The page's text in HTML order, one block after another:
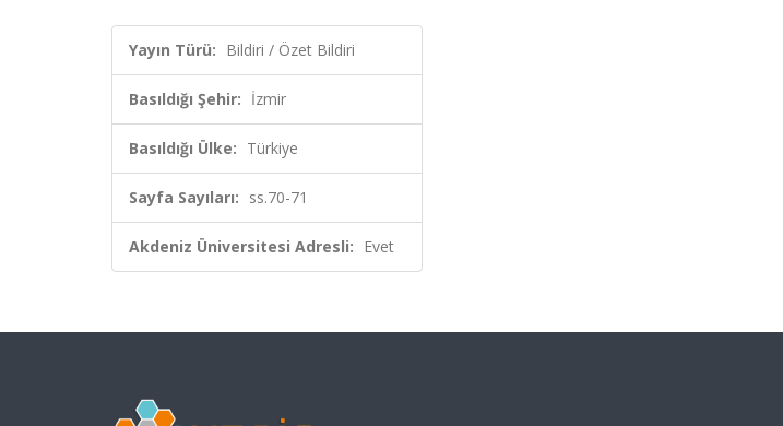
Yayın Türü: Bildiri / Özet Bildiri
Basıldığı Şehir: İzmir
Basıldığı Ülke: Türkiye
Sayfa Sayıları: ss.70-71
Akdeniz Üniversitesi Adresli: Evet